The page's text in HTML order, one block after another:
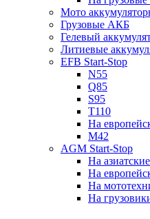
Мото
Грузовые АКБ
Гелевый
Литиевые
EFB Start-Stop
N55
Q85
S95
T110
На
M42
AGM Start-Stop
На
На
На
На